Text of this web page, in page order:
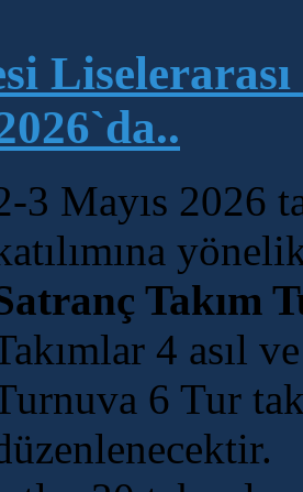
3 Mayıs 2026
Takım
4 asıl
6 Tur